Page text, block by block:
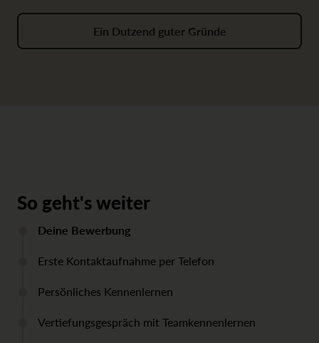
Ein Dutzend guter Gründe
So geht's weiter
Deine Bewerbung
Erste Kontaktaufnahme per Telefon
Persönliches Kennenlernen
Vertiefungsgespräch mit Teamkennenlernen